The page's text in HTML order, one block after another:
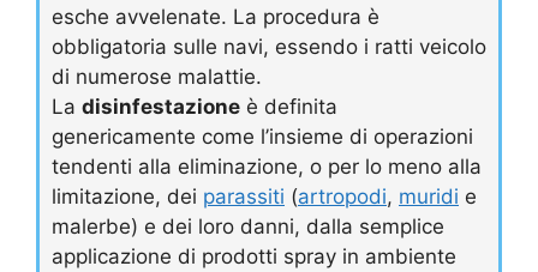
esche avvelenate. La procedura è
obbligatoria sulle navi, essendo i ratti veicolo
di numerose malattie.
La disinfestazione è definita
genericamente come l’insieme di operazioni
tendenti alla eliminazione, o per lo meno alla
limitazione, dei parassiti (artropodi, muridi e
malerbe) e dei loro danni, dalla semplice
applicazione di prodotti spray in ambiente